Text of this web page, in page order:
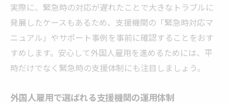
実際に、緊急時の対応が遅れたことで大きなトラブルに
発展したケースもあるため、支援機関の「緊急時対応マ
ニュアル」やサポート事例を事前に確認することをおす
すめします。安心して外国人雇用を進めるためには、平
時だけでなく緊急時の支援体制にも注目しましょう。
外国人雇用で選ばれる支援機関の運用体制